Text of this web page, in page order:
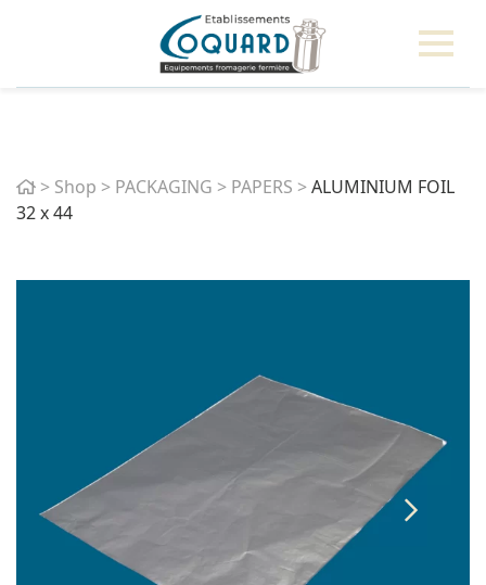
Home
> Shop > PACKAGING > PAPERS >ALUMINIUM FOIL
32 x 44